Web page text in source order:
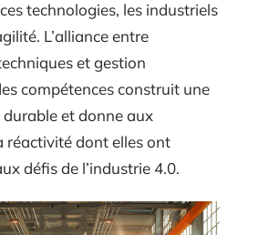
technologies, les industriels
L’alliance entre
et gestion
compétences construit une
et donne aux
réactivité dont elles ont
défis de l’industrie 4.0.